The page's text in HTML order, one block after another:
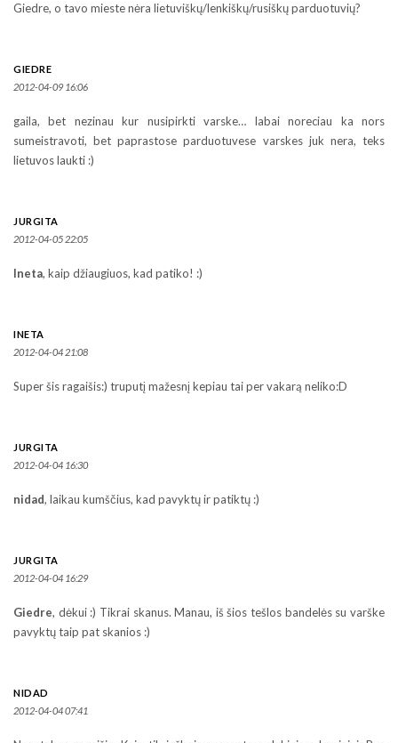
Giedre, o tavo mieste nėra lietuviškų/lenkiškų/rusiškų parduotuvių?
GIEDRE
2012-04-09 16:06
gaila, bet nezinau kur nusipirkti varske… labai noreciau ka nors
sumeistravoti, bet paprastose parduotuvese varskes juk nera, teks
lietuvos laukti :)
JURGITA
2012-04-05 22:05
Ineta, kaip džiaugiuos, kad patiko! :)
INETA
2012-04-04 21:08
Super šis ragaišis:) truputį mažesnį kepiau tai per vakarą neliko:D
JURGITA
2012-04-04 16:30
nidad, laikau kumščius, kad pavyktų ir patiktų :)
JURGITA
2012-04-04 16:29
Giedre, dėkui :) Tikrai skanus. Manau, iš šios tešlos bandelės su varške
pavyktų taip pat skanios :)
NIDAD
2012-04-04 07:41